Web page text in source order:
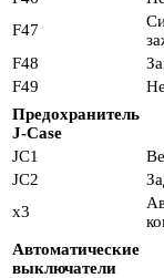
F47
F48
F49
Предохранитель
J-Case
JC1
JC2
х3
Автоматические
выключатели